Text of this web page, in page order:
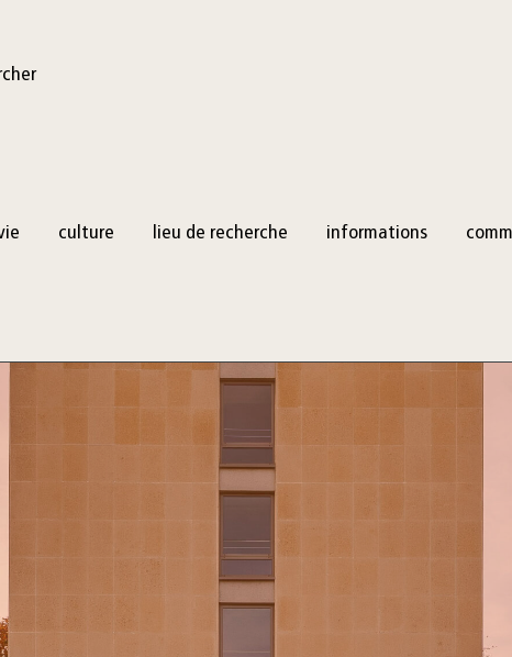
culture lieu de recherche informations